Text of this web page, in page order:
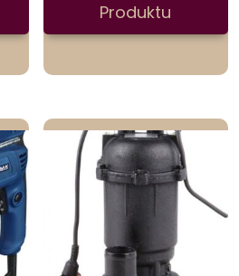
Produktu